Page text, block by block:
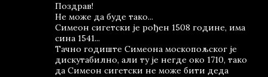
Поздрав!
Не може да буде тако...
Симеон сигетски је рођен 1508 године, има
сина 1541...
Тачно годиште Симеона москопољског је
дискутабилно, али ту је негде око 1710, тако
да Симеон сигетски не може бити деда